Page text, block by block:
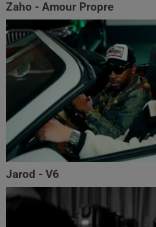
Zaho - Amour Propre
Jarod - V6